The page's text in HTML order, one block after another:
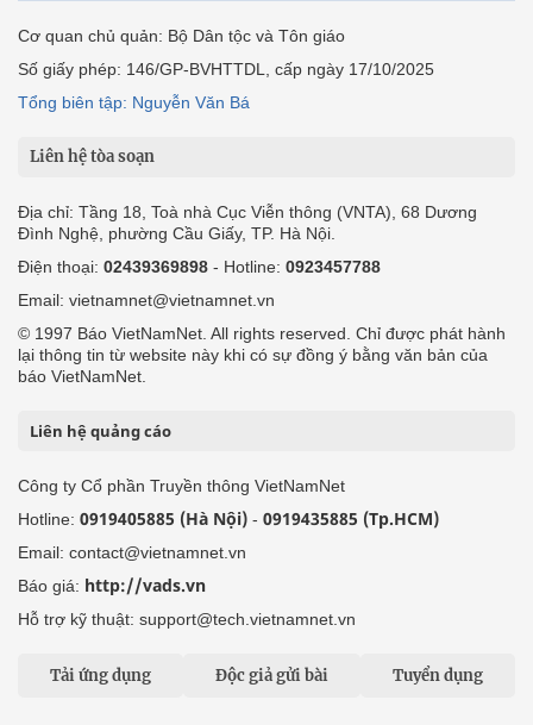
Cơ quan chủ quản: Bộ Dân tộc và Tôn giáo
Số giấy phép: 146/GP-BVHTTDL, cấp ngày 17/10/2025
Tổng biên tập: Nguyễn Văn Bá
Liên hệ tòa soạn
Địa chỉ: Tầng 18, Toà nhà Cục Viễn thông (VNTA), 68 Dương
Đình Nghệ, phường Cầu Giấy, TP. Hà Nội.
Điện thoại: 02439369898 - Hotline: 0923457788
Email: vietnamnet@vietnamnet.vn
© 1997 Báo VietNamNet. All rights reserved. Chỉ được phát hành
lại thông tin từ website này khi có sự đồng ý bằng văn bản của
báo VietNamNet.
Liên hệ quảng cáo
Công ty Cổ phần Truyền thông VietNamNet
Hotline: 0919405885 (Hà Nội) - 0919435885 (Tp.HCM)
Email: contact@vietnamnet.vn
Báo giá: http://vads.vn
Hỗ trợ kỹ thuật: support@tech.vietnamnet.vn
Tải ứng dụng Độc giả gửi bài Tuyển dụng